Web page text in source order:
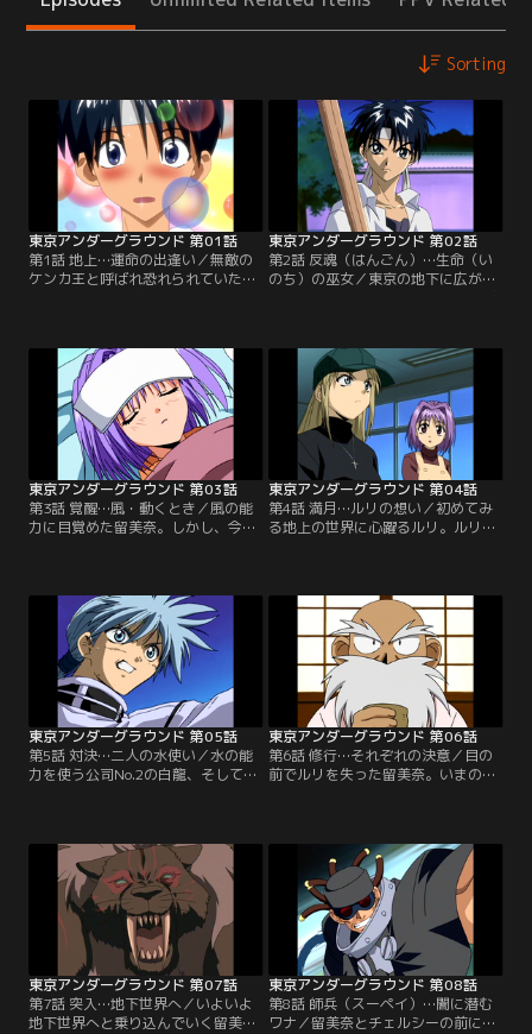
Sorting
東京アンダーグラウンド 第01話
第1話 地上…運命の出逢い／無敵の
ケンカ王と呼ばれ恐れられていた浅
家に帰ってみると庭に大きな穴が開
き、地下世界からやってきたという
二人のナゾの少女を匿うハメに…。
ルリ・サラサとチェルシー・ローレ
ック。彼女たちとの出会いが、留美
奈の運命を変える！【提供：バンダ
イチャンネル】
東京アンダーグラウンド 第02話
第2話 反魂（はんごん）…生命（い
のち）の巫女／東京の地下に広がる
り、チェルシーはルリの護衛官なの
だという。しかし一息つく間もな
く、地下世界からの追手が忍び寄っ
ていた。その者の名は赤（セキ）。
チェルシーさえねじ伏せられる強大
な赤に、留美奈が戦いを挑むが…。
【提供：バンダイチャンネル】
東京アンダーグラウンド 第03話
第3話 覚醒…風・動くとき／風の能
力に目覚めた留美奈。しかし、今の
使ったルリは深い眠りについてい
た。こんな時に追手がやってきた
ら…不安のよぎるチェルシー。彼女
の予感は的中する。第2の刺客・雷
使いのシエルが留美奈を待ち受けて
いた。【提供：バンダイチャンネ
東京アンダーグラウンド 第04話
第4話 満月…ルリの想い／初めてみ
る地上の世界に心躍るルリ。ルリ
れて行くことにした。月明かりに照
らされた校舎で、ルリは地上の人間
たちの生活の息吹を少しだけ感じ
た。だが穏やかな時間は終わろうと
していた。最強の敵、白龍とテイル
が留美奈たちに襲い掛かる。【提
供：バンダイチャンネル】
東京アンダーグラウンド 第05話
第5話 対決…二人の水使い／水の能
力を使う公司No.2の白龍、そしても
す術がなかった。『二人を助けた
い！』…追い詰められた二人を目の
当たりにしたルリは、自らアンダー
グラウンドに戻る決意を固めた。白
龍たちの目的はルリを連れ戻す…た
だそれだけなのだから。【提供：バ
ンダイチャンネル】
東京アンダーグラウンド 第06話
第6話 修行…それぞれの決意／目の
前でルリを失った留美奈。いまのま
古武術を体得している祖父の特訓を
願い出る。チェルシーと一緒に激し
い特訓を積み重ねる留美奈は、急激
に力をつけていく。ついに最後の難
関に挑むが、そこには恐るべきカラ
クリが待ち受けていた。【提供：バ
ンダイチャンネル】
東京アンダーグラウンド 第07話
第7話 突入…地下世界へ／いよいよ
地下世界へと乗り込んでいく留美
東京アンダーグラウンド 第08話
第8話 師兵（スーペイ）…闇に潜む
ワナ／留美奈とチェルシーの前に立